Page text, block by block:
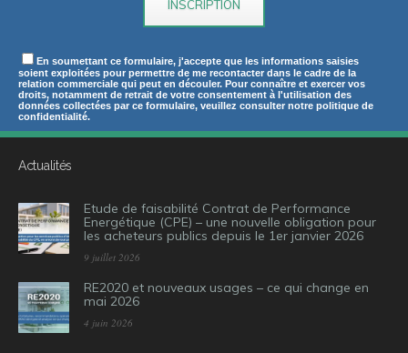
En soumettant ce formulaire, j'accepte que les informations saisies
soient exploitées pour permettre de me recontacter dans le cadre de la
relation commerciale qui peut en découler. Pour connaître et exercer vos
droits, notamment de retrait de votre consentement à l'utilisation des
données collectées par ce formulaire, veuillez consulter notre politique de
confidentialité.
Actualités
Etude de faisabilité Contrat de Performance
Energétique (CPE) – une nouvelle obligation pour
les acheteurs publics depuis le 1er janvier 2026
9 juillet 2026
RE2020 et nouveaux usages – ce qui change en
mai 2026
4 juin 2026